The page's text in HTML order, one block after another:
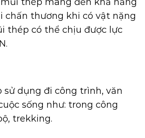
chấn thương khi có vật nặng
thép có thể chịu được lực
sử dụng đi công trình, văn
sống như: trong công
trekking.